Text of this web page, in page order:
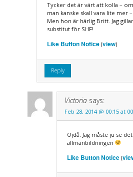
Tycker det är värt att kolla –
man kanske skall vara lite mer
Men hon är härlig Britt. Jag
substitut för SHF!
Like Button Notice(view)
Reply
Victoria says:
Feb 28, 2014 @ 00:15 at
Ojdå. Jag måste ju se
allmänbildningen
Like Button Notice(